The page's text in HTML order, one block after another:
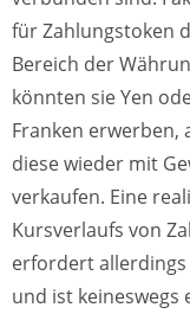
für Zahlungstoken
Bereich der
könnten sie Yen
Franken erwerben,
diese wieder mit
verkaufen. Eine
Kursverlaufs von
erfordert allerdings
und ist keineswegs